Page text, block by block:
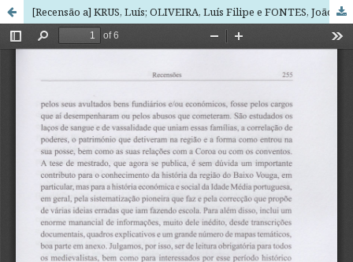
[Recensão a] KRUS, Luís; OLIVEIRA, Luís Filipe e FONTES, João Luís (coord.) - Lisboa Medieval: Os rostos da Cidade. Lisboa: Livros Horizonte, 2007, 463 p.